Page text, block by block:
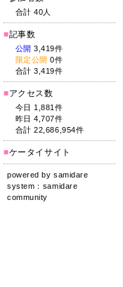
合計 40人
■記事数
公開 3,419件
限定公開 0件
合計 3,419件
■アクセス数
今日 1,881件
昨日 4,707件
合計 22,686,954件
■ケータイサイト
powered bysamidare
system： samidare
community